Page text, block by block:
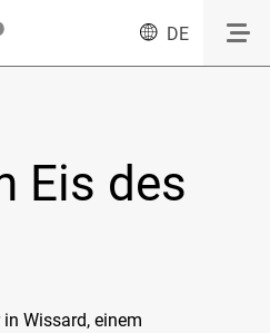
DE
Eis des
Wissard, einem